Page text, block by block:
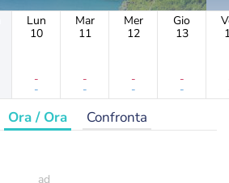
Lun
10
-
-
Mar
11
-
-
Mer
12
-
-
Gio
13
-
-
Ora / Ora Confronta